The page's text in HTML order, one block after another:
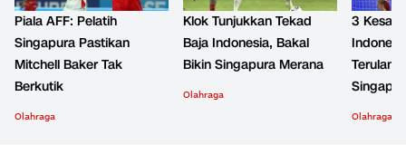
Piala AFF: Pelatih
Singapura Pastikan
Mitchell Baker Tak
Berkutik
Olahraga
Klok Tunjukkan Tekad
Baja Indonesia, Bakal
Bikin Singapura Merana
Olahraga
3
Olahraga